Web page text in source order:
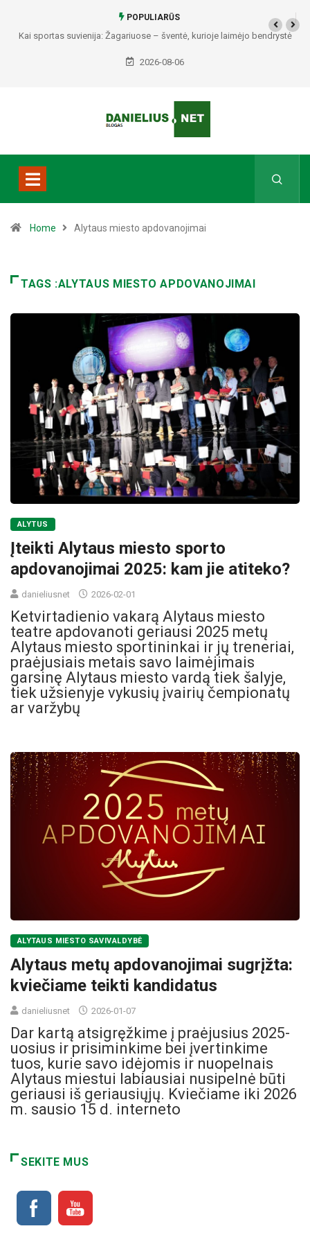
POPULIARŪS
Kai sportas suvienija: Žagariuose – šventė, kurioje laimėjo bendrystė
2026-08-06
Home Alytaus miesto apdovanojimai
TAGS :ALYTAUS MIESTO APDOVANOJIMAI
ALYTUS
Įteikti Alytaus miesto sporto
apdovanojimai 2025: kam jie atiteko?
danieliusnet 2026-02-01
Ketvirtadienio vakarą Alytaus miesto
teatre apdovanoti geriausi 2025 metų
Alytaus miesto sportininkai ir jų treneriai,
praėjusiais metais savo laimėjimais
garsinę Alytaus miesto vardą tiek šalyje,
tiek užsienyje vykusių įvairių čempionatų
ar varžybų
ALYTAUS MIESTO SAVIVALDYBĖ
Alytaus metų apdovanojimai sugrįžta:
kviečiame teikti kandidatus
danieliusnet 2026-01-07
Dar kartą atsigręžkime į praėjusius 2025-
uosius ir prisiminkime bei įvertinkime
tuos, kurie savo idėjomis ir nuopelnais
Alytaus miestui labiausiai nusipelnė būti
geriausi iš geriausiųjų. Kviečiame iki 2026
m. sausio 15 d. interneto
SEKITE MUS